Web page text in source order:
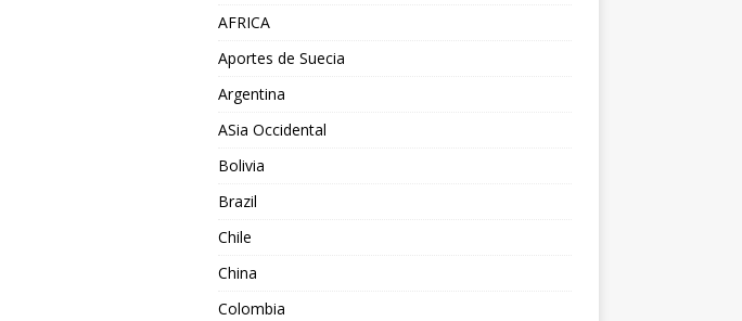
AFRICA
Aportes de Suecia
Argentina
ASia Occidental
Bolivia
Brazil
Chile
China
Colombia